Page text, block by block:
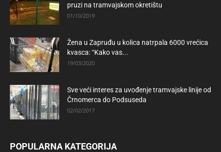
pruzi na tramvajskom okretištu
01/10/2019
Žena u Zapruđu u kolica natrpala 6000 vrećica
kvasca: “Kako vas...
19/03/2020
Sve veći interes za uvođenje tramvajske linije od
Črnomerca do Podsuseda
02/02/2017
POPULARNA KATEGORIJA